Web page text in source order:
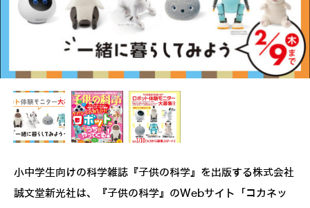
小中学生向けの科学雑誌『子供の科学』を出版する株式会社
誠文堂新光社は、『子供の科学』のWebサイト「コカネッ